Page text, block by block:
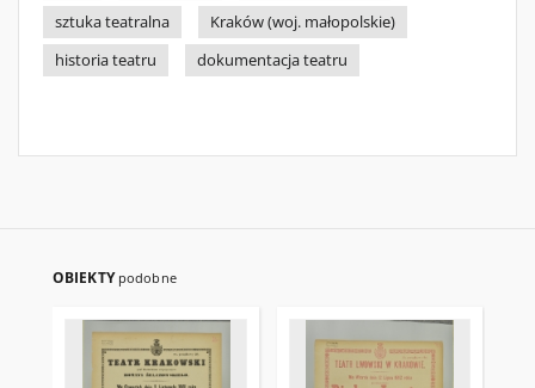
sztuka teatralna
Kraków (woj. małopolskie)
historia teatru
dokumentacja teatru
OBIEKTY podobne